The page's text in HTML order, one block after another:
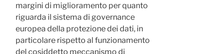
margini di miglioramento per quanto
riguarda il sistema di governance
europea della protezione dei dati, in
particolare rispetto al funzionamento
del cosiddetto meccanismo di